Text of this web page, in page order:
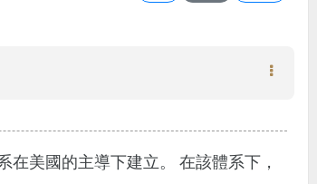
在美國的主導下建立。 在該體系下，